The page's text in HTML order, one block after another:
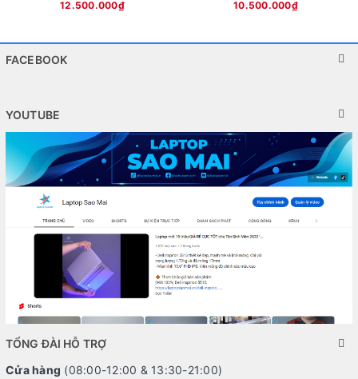
MX450/ 14" FHD
12.500.000₫
6/ 14 Inch Full HD
10.500.000₫
FACEBOOK
YOUTUBE
TỔNG ĐÀI HỖ TRỢ
Cửa hàng (08:00-12:00 & 13:30-21:00)